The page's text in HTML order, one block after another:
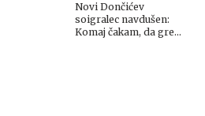
Novi Dončićev
soigralec navdušen:
Komaj čakam, da grem